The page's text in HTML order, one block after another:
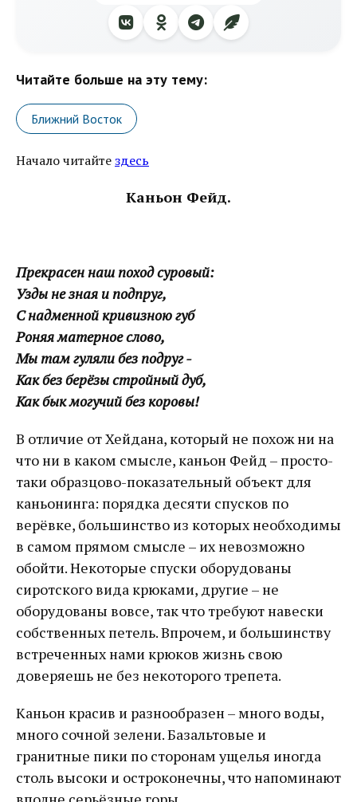
Читайте больше на эту тему:
Ближний Восток
Начало читайтездесь
Каньон Фейд.
Прекрасен наш поход суровый:
Узды не зная и подпруг,
С надменной кривизною губ
Роняя матерное слово,
Мы там гуляли без подруг -
Как без берёзы стройный дуб,
Как бык могучий без коровы!
В отличие от Хейдана, который не похож ни на
что ни в каком смысле, каньон Фейд – просто-
таки образцово-показательный объект для
каньонинга: порядка десяти спусков по
верёвке, большинство из которых необходимы
в самом прямом смысле – их невозможно
обойти. Некоторые спуски оборудованы
сиротского вида крюками, другие – не
оборудованы вовсе, так что требуют навески
собственных петель. Впрочем, и большинству
встреченных нами крюков жизнь свою
доверяешь не без некоторого трепета.
Каньон красив и разнообразен – много воды,
много сочной зелени. Базальтовые и
гранитные пики по сторонам ущелья иногда
столь высоки и остроконечны, что напоминают